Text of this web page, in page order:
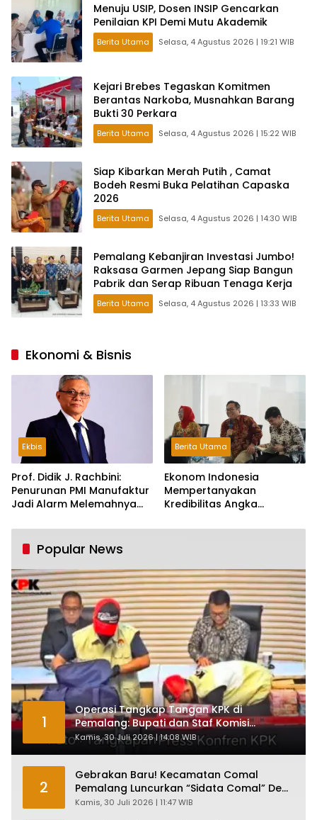
Menuju USIP, Dosen INSIP Gencarkan
Penilaian KPI Demi Mutu Akademik
Berita Utama Selasa, 4 Agustus 2026 | 19:21 WIB
Kejari Brebes Tegaskan Komitmen
Berantas Narkoba, Musnahkan Barang
Bukti 30 Perkara
Berita Utama Selasa, 4 Agustus 2026 | 15:22 WIB
Siap Kibarkan Merah Putih , Camat
Bodeh Resmi Buka Pelatihan Capaska
2026
Berita Utama Selasa, 4 Agustus 2026 | 14:30 WIB
Pemalang Kebanjiran Investasi Jumbo!
Raksasa Garmen Jepang Siap Bangun
Pabrik dan Serap Ribuan Tenaga Kerja
Berita Utama Selasa, 4 Agustus 2026 | 13:33 WIB
Ekonomi & Bisnis
Ekbis
Prof. Didik J. Rachbini:
Penurunan PMI Manufaktur
Jadi Alarm Melemahnya
Berita Utama
Ekonom Indonesia
Mempertanyakan
Kredibilitas Angka
Tumbuh Tapi Rapuh
Popular News
1
Operasi Tangkap Tangan KPK di
Pemalang: Bupati dan Staf Komisi
Antirasuah Ditetapkan Tersangka
Kamis, 30 Juli 2026 | 14:08 WIB
2
Gebrakan Baru! Kecamatan Comal
Pemalang Luncurkan “Sidata Comal” Demi
Layanan Publik Makin Ngebut
Kamis, 30 Juli 2026 | 11:47 WIB